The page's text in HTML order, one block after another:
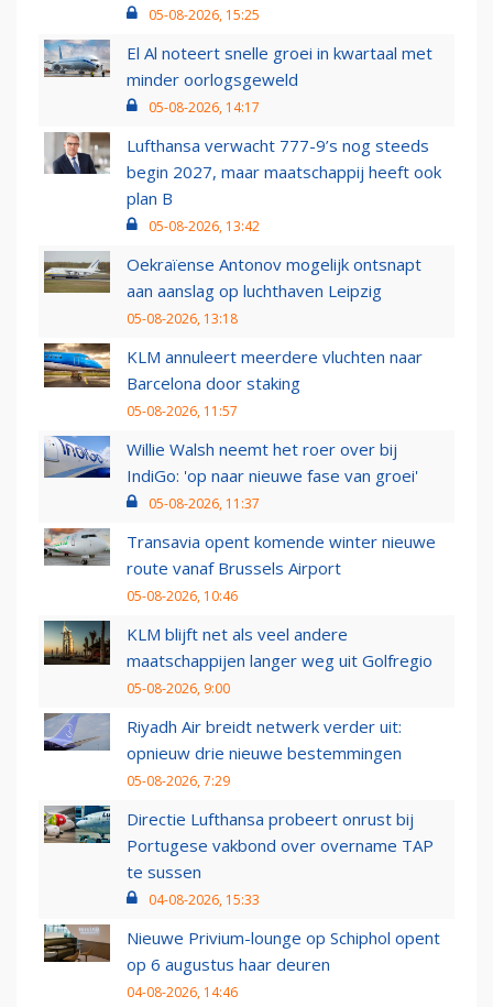
05-08-2026, 15:25
El Al noteert snelle groei in kwartaal met
minder oorlogsgeweld
05-08-2026, 14:17
Lufthansa verwacht 777-9’s nog steeds
begin 2027, maar maatschappij heeft ook
plan B
05-08-2026, 13:42
Oekraïense Antonov mogelijk ontsnapt
aan aanslag op luchthaven Leipzig
05-08-2026, 13:18
KLM annuleert meerdere vluchten naar
Barcelona door staking
05-08-2026, 11:57
Willie Walsh neemt het roer over bij
IndiGo: 'op naar nieuwe fase van groei'
05-08-2026, 11:37
Transavia opent komende winter nieuwe
route vanaf Brussels Airport
05-08-2026, 10:46
KLM blijft net als veel andere
maatschappijen langer weg uit Golfregio
05-08-2026, 9:00
Riyadh Air breidt netwerk verder uit:
opnieuw drie nieuwe bestemmingen
05-08-2026, 7:29
Directie Lufthansa probeert onrust bij
Portugese vakbond over overname TAP
te sussen
04-08-2026, 15:33
Nieuwe Privium-lounge op Schiphol opent
op 6 augustus haar deuren
04-08-2026, 14:46